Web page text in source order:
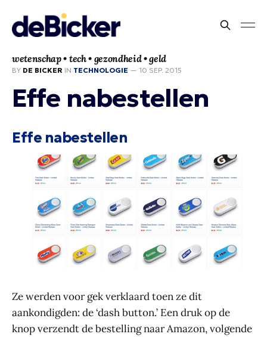
wetenschap • tech • gezondheid • geld
BY DE BICKER IN TECHNOLOGIE — 10 SEP. 2015
Effe nabestellen
Effe nabestellen
Ze werden voor gek verklaard toen ze dit
aankondigden: de ‘dash button.’ Een druk op de
knop verzendt de bestelling naar Amazon, volgende